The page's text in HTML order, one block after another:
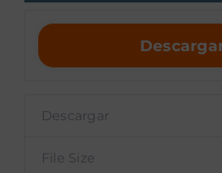
Descargar
File Size